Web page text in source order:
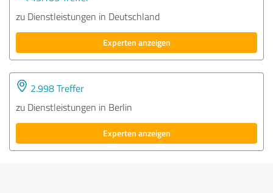
zu Dienstleistungen in Deutschland
Experten anzeigen
2.998 Treffer
zu Dienstleistungen in Berlin
Experten anzeigen